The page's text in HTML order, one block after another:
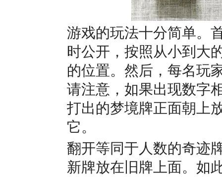
游戏的玩法十分简单。
时公开，按照从小到大
的位置。然后，每名玩
请注意，如果出现数字
打出的梦境牌正面朝上
它。
翻开等同于人数的奇迹
新牌放在旧牌上面。如